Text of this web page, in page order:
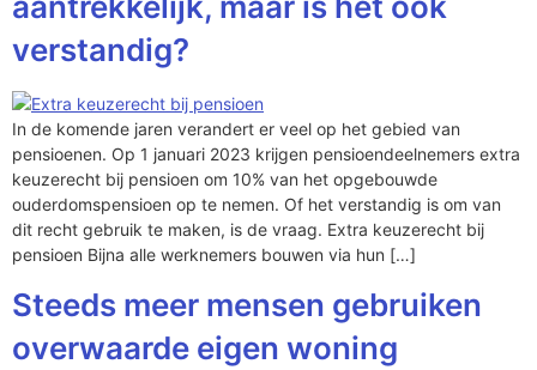
verstandig?
In de komende jaren verandert er veel op het gebied van
pensioenen. Op 1 januari 2023 krijgen pensioendeelnemers extra
keuzerecht bij pensioen om 10% van het opgebouwde
ouderdomspensioen op te nemen. Of het verstandig is om van
dit recht gebruik te maken, is de vraag. Extra keuzerecht bij
pensioen Bijna alle werknemers bouwen via hun […]
Steeds meer mensen gebruiken
overwaarde eigen woning